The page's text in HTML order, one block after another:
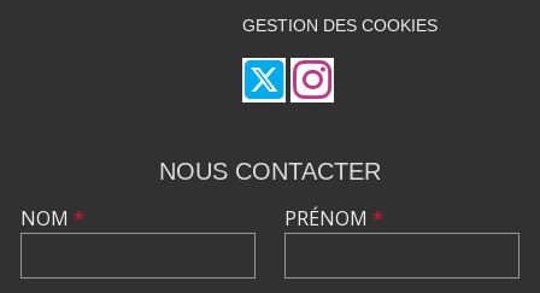
GESTION DES COOKIES
NOUS CONTACTER
NOM * PRÉNOM *